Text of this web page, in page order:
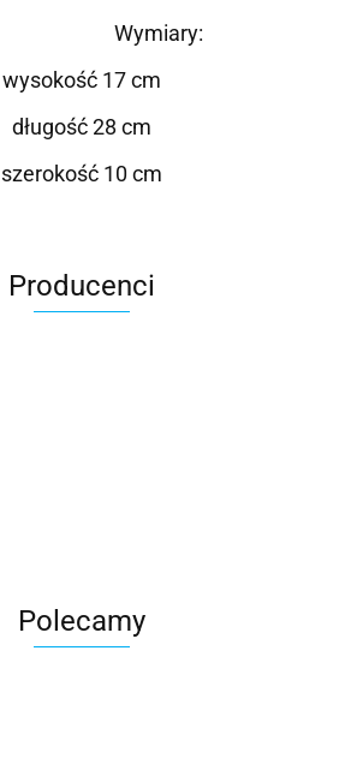
wysokość 17 cm
długość 28 cm
szerokość 10 cm
Producenci
Polecamy